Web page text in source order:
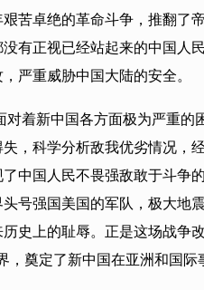
苦卓绝的革命斗争，推翻
有正视已经站起来的中国
严重威胁中国大陆的安全。
着新中国各方面极为严重
，科学分析敌我优劣情况
中国人民不畏强敌敢于斗
号强国美国的军队，极大
史上的耻辱。正是这场战
奠定了新中国在亚洲和国